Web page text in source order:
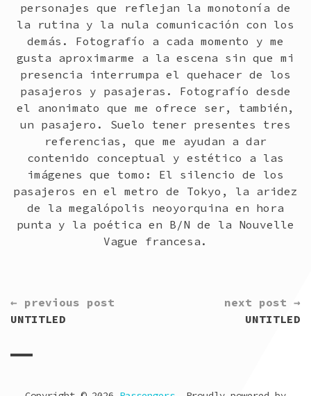
personajes que reflejan la monotonía de
la rutina y la nula comunicación con los
demás. Fotografío a cada momento y me
gusta aproximarme a la escena sin que mi
presencia interrumpa el quehacer de los
pasajeros y pasajeras. Fotografío desde
el anonimato que me ofrece ser, también,
un pasajero. Suelo tener presentes tres
referencias, que me ayudan a dar
contenido conceptual y estético a las
imágenes que tomo: El silencio de los
pasajeros en el metro de Tokyo, la aridez
de la megalópolis neoyorquina en hora
punta y la poética en B/N de la Nouvelle
Vague francesa.
CONTINUE
READING
← previous post
UNTITLED
next post →
UNTITLED